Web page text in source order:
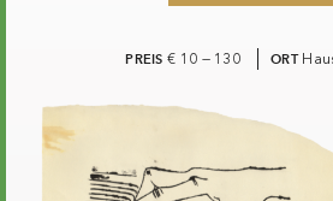
Abonnements
Karteninformation
Gutscheine
PREIS € 10 — 130 ORT